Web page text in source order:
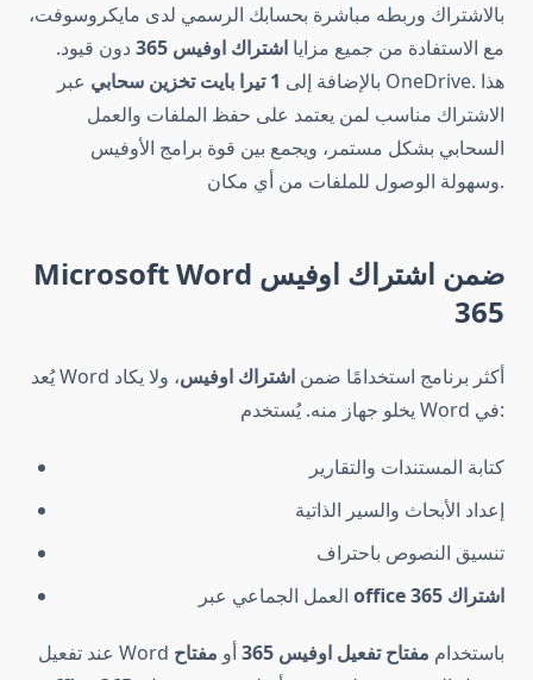
بالاشتراك وربطه مباشرة بحسابك الرسمي لدى مايكروسوفت،
مع الاستفادة من جميع مزايا اشتراك اوفيس 365
دون قيود.
بالإضافة إلى 1 تيرا بايت تخزين سحابي
عبر OneDrive. هذا
الاشتراك مناسب لمن يعتمد على حفظ الملفات والعمل
السحابي بشكل مستمر، ويجمع بين قوة برامج الأوفيس
وسهولة الوصول للملفات من أي مكان.
Microsoft Word ضمن اشتراك اوفيس
365
يُعد Word أكثر برنامج استخدامًا ضمن اشتراك اوفيس، ولا يكاد
يخلو جهاز منه. يُستخدم Word في:
كتابة المستندات والتقارير
إعداد الأبحاث والسير الذاتية
تنسيق النصوص باحتراف
office 365 اشتراك
عند تفعيل Word باستخدام مفتاح تفعيل اوفيس 365 أو مفتاح